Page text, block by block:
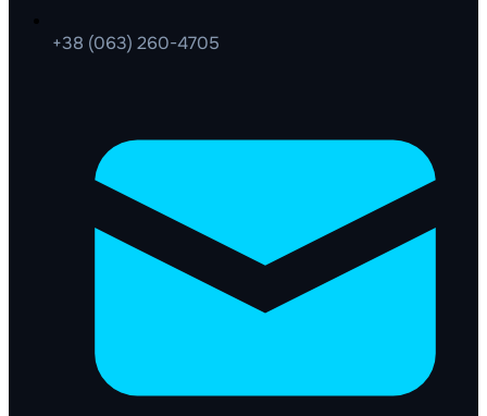
+38 (063) 260-4705